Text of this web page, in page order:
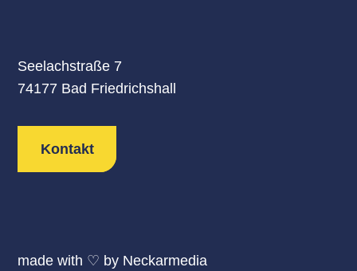
Seelachstraße 7
74177 Bad Friedrichshall
Kontakt
made with ♡ by Neckarmedia